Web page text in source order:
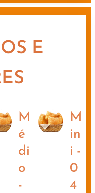
E
M
é
di
o
-
M
in
i -
0
4